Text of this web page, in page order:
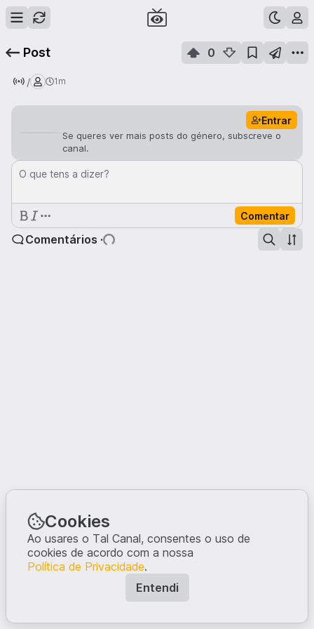
Post 0
/ 1m
Entrar
Se queres ver mais posts do género, subscreve o
canal.
O que tens a dizer?
Comentar
Comentários ·
Cookies
Ao usares o Tal Canal, consentes o uso de
cookies de acordo com a nossa
Política de Privacidade.
Entendi